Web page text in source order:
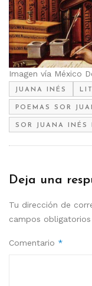
Imagen vía México
JUANA INÉS
POEMAS SOR
SOR JUANA INÉS
Deja una
Tu dirección de
campos
Comentario *